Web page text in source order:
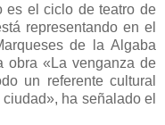
es el ciclo de teatro de
representando en el
de la Algaba
obra «La venganza de
un referente cultural
ha señalado el